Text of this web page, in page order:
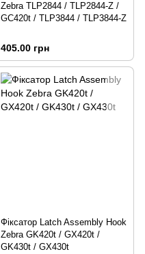
Zebra TLP2844 / TLP2844-Z /
GC420t / TLP3844 / TLP3844-Z
405.00 грн
Фіксатор Latch Assembly Hook
Zebra GK420t / GX420t /
GK430t / GX430t